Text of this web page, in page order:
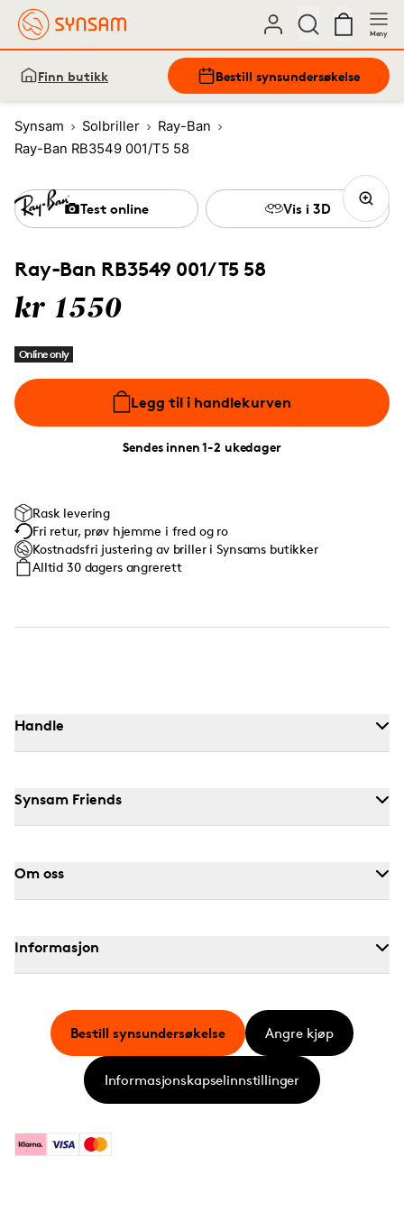
Meny
Finn butikk Bestill synsundersøkelse
Synsam Solbriller
Ray-Ban
Ray-Ban RB3549 001/T5 58
Ray-Ban RB3549 001/T5 58
kr 1550
Online only
Legg til i handlekurven
Sendes innen 1-2 ukedager
Test online Vis i 3D
Rask levering
Fri retur, prøv hjemme i fred og ro
Kostnadsfri justering av briller i Synsams butikker
Alltid 30 dagers angrerett
Handle
Synsam Friends
Om oss
Informasjon
KlarnaVisa Mastercard
Bestill synsundersøkelse Angre kjøp
Informasjonskapselinnstillinger